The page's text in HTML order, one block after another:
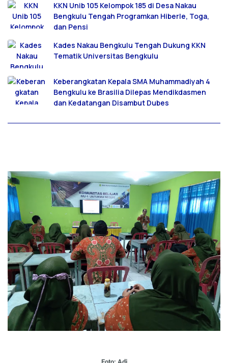
KKN Unib 105 Kelompok 185 di Desa Nakau
Bengkulu Tengah Programkan Hiberle, Toga,
dan Pensi
Kades Nakau Bengkulu Tengah Dukung KKN
Tematik Universitas Bengkulu
Keberangkatan Kepala SMA Muhammadiyah 4
Bengkulu ke Brasilia Dilepas Mendikdasmen
dan Kedatangan Disambut Dubes